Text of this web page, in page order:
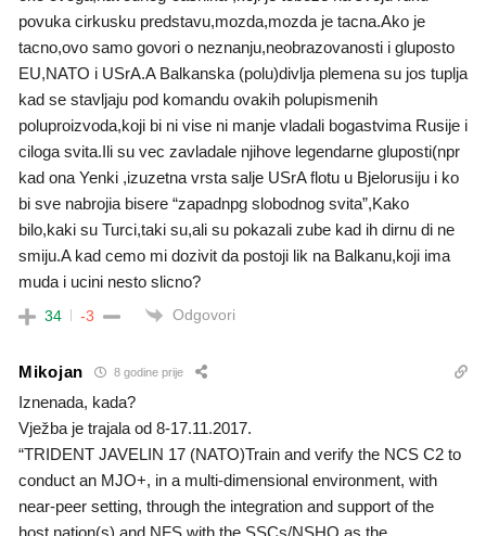
povuka cirkusku predstavu,mozda,mozda je tacna.Ako je
tacno,ovo samo govori o neznanju,neobrazovanosti i gluposto
EU,NATO i USrA.A Balkanska (polu)divlja plemena su jos tuplja
kad se stavljaju pod komandu ovakih polupismenih
poluproizvoda,koji bi ni vise ni manje vladali bogastvima Rusije i
ciloga svita.Ili su vec zavladale njihove legendarne gluposti(npr
kad ona Yenki ,izuzetna vrsta salje USrA flotu u Bjelorusiju i ko
bi sve nabrojia bisere “zapadnpg slobodnog svita”,Kako
bilo,kaki su Turci,taki su,ali su pokazali zube kad ih dirnu di ne
smiju.A kad cemo mi dozivit da postoji lik na Balkanu,koji ima
muda i ucini nesto slicno?
34 -3 Odgovori
Mikojan 8 godine prije
Iznenada, kada?
Vježba je trajala od 8-17.11.2017.
“TRIDENT JAVELIN 17 (NATO)Train and verify the NCS C2 to
conduct an MJO+, in a multi-dimensional environment, with
near-peer setting, through the integration and support of the
host nation(s) and NFS with the SSCs/NSHQ as the